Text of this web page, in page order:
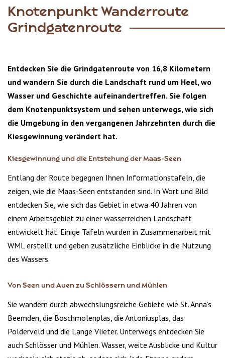
Knotenpunkt Wanderroute
Grindgatenroute
Entdecken Sie die Grindgatenroute von 16,8 Kilometern
und wandern Sie durch die Landschaft rund um Heel, wo
Wasser und Geschichte aufeinandertreffen. Sie folgen
dem Knotenpunktsystem und sehen unterwegs, wie sich
die Umgebung in den vergangenen Jahrzehnten durch die
Kiesgewinnung verändert hat.
Kiesgewinnung und die Entstehung der Maas-Seen
Entlang der Route begegnen Ihnen Informationstafeln, die
zeigen, wie die Maas-Seen entstanden sind. In Wort und Bild
entdecken Sie, wie sich das Gebiet in etwa 40 Jahren von
einem Arbeitsgebiet zu einer wasserreichen Landschaft
entwickelt hat. Einige Tafeln wurden in Zusammenarbeit mit
WML erstellt und geben zusätzliche Einblicke in die Nutzung
des Wassers.
Von Seen und Auen zu Schlössern und Mühlen
Sie wandern durch abwechslungsreiche Gebiete wie St. Anna’s
Beemden, die Boschmolenplas, die Antoniusplas, das
Polderveld und die Lange Vlieter. Unterwegs entdecken Sie
auch Schlösser und Mühlen. Wasser, weite Ausblicke und Kultur